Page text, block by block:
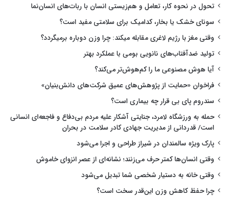
تحول در نحوه کار، تعامل و هم‌زیستی انسان با ربات‌های انسان‌نما
سونای خشک یا بخار، کدامیک برای سلامتی مفید است؟
وقتی مغز با رژیم لاغری مقابله میکند: چرا وزن دوباره برمیگردد؟
تولید ضدآفتاب‌های نانویی بومی با عملکرد بهتر
آیا هوش مصنوعی ما را کم‌هوش‌تر می‌کند؟
فراخوان «حمایت از پژوهش‌های عمیق شرکت‌های دانش‌بنیان»
سندروم پای بی قرار چه بیماری است؟
حمله به ورزشگاه لامرد، جنایتی آشکار علیه مردم بی‌دفاع و فاجعه‌ای انسانی
است/ قدردانی از مدیریت جهادی کادر سلامت در بحران
پارک ویژه سالمندان در شیراز طراحی و اجرا می‌شود
وقتی انسان‌ها کمتر حرف می‌زنند؛ نشانه‌ای از عصر انزوای خاموش
وقتی خانه به دستیار شخصی شما تبدیل می‌شود
چرا حفظ کاهش وزن این‌قدر سخت است؟